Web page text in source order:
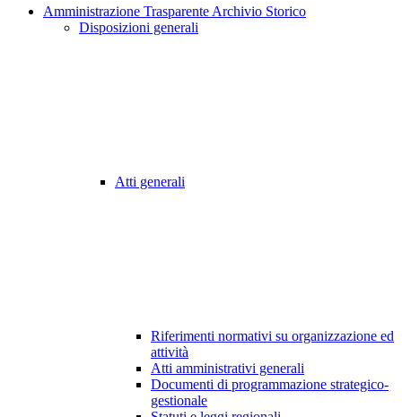
Amministrazione Trasparente Archivio Storico
Disposizioni generali
Atti generali
Riferimenti normativi su organizzazione ed
attività
Atti amministrativi generali
Documenti di programmazione strategico-
gestionale